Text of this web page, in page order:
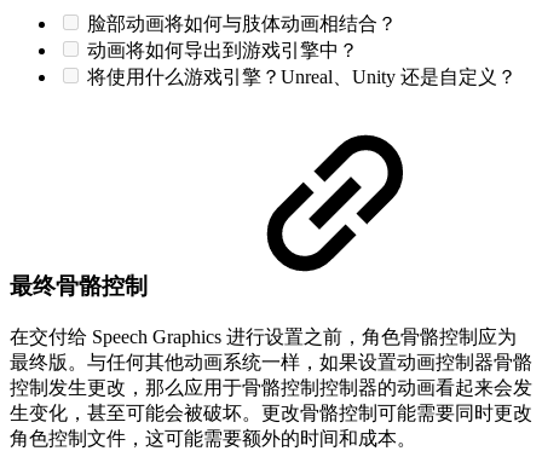
脸部动画将如何与肢体动画相结合？
动画将如何导出到游戏引擎中？
将使用什么游戏引擎？Unreal、Unity 还是自定义？
最终骨骼控制
在交付给 Speech Graphics 进行设置之前，角色骨骼控制应为
最终版。与任何其他动画系统一样，如果设置动画控制器骨骼
控制发生更改，那么应用于骨骼控制控制器的动画看起来会发
生变化，甚至可能会被破坏。更改骨骼控制可能需要同时更改
角色控制文件，这可能需要额外的时间和成本。